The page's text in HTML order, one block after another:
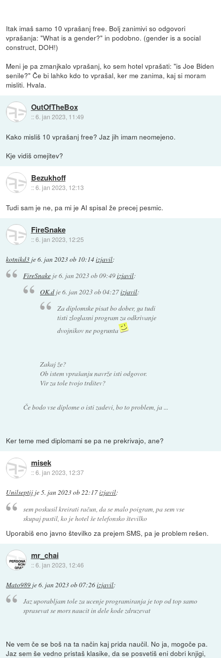
Itak imaš samo 10 vprašanj free. Bolj zanimivi so odgovori
vprašanja: "What is a gender?" in podobno. (gender is a social
construct, DOH!)
Meni je pa zmanjkalo vprašanj, ko sem hotel vprašati: "is Joe Biden
senile?" Če bi lahko kdo to vprašal, ker me zanima, kaj si moram
misliti. Hvala.
OutOfTheBox
::6. jan 2023, 11:49
Kako misliš 10 vprašanj free? Jaz jih imam neomejeno.
Kje vidiš omejitev?
Bezukhoff
::6. jan 2023, 12:13
Tudi sam je ne, pa mi je AI spisal že precej pesmic.
FireSnake
::6. jan 2023, 12:25
kotnikd3 je6. jan 2023 ob 10:14izjavil:
FireSnakeje6. jan 2023 ob 09:49izjavil:
OK.dje6. jan 2023 ob 04:27izjavil:
Za diplomske pisat bo dober, ga tudi
tisti zloglasni program za odkrivanje
dvojnikov ne pogrunta
Zakaj že?
Ob istem vprašanju navrže isti odgovor.
Vir za tole tvojo trditev?
Če bodo vse diplome o isti zadevi, bo to problem, ja ...
Ker teme med diplomami se pa ne prekrivajo, ane?
misek
::6. jan 2023, 12:37
Unilseptij je5. jan 2023 ob 22:17izjavil:
sem poskusil kreirati račun, da se malo poigram, pa sem vse
skupaj pustil, ko je hotel še telefonsko številko
Uporabiš eno javno številko za prejem SMS, pa je problem rešen.
mr_chai
::6. jan 2023, 12:46
Mato989 je6. jan 2023 ob 07:26izjavil:
Jaz uporabljam tole za ucenje programiranja je top od top samo
sprasevat se mors naucit in dele kode zdruzevat
Ne vem če se boš na ta način kaj prida naučil. No ja, mogoče pa.
Jaz sem še vedno pristaš klasike, da se posvetiš eni dobri knjigi,